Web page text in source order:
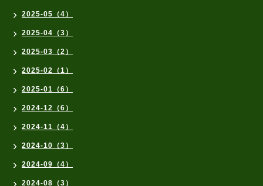
2025-05（4）
2025-04（3）
2025-03（2）
2025-02（1）
2025-01（6）
2024-12（6）
2024-11（4）
2024-10（3）
2024-09（4）
2024-08（3）